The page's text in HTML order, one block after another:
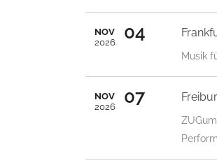
NOV
2026
04
Musik
NOV
2026
07